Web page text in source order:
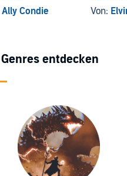
Ally Condie
Von:
entdecken